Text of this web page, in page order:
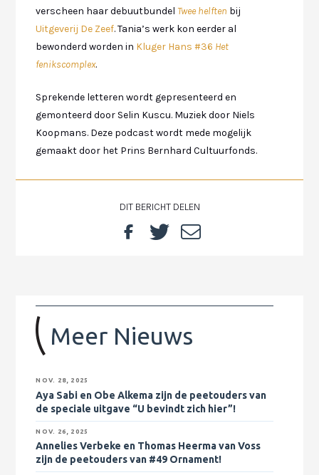
verscheen haar debuutbundelTwee helften bij
Uitgeverij De Zeef. Tania’s werk kon eerder al
bewonderd worden in Kluger Hans #36 Het
fenikscomplex.
Sprekende letteren wordt gepresenteerd en
gemonteerd door Selin Kuscu. Muziek door Niels
Koopmans. Deze podcast wordt mede mogelijk
gemaakt door het Prins Bernhard Cultuurfonds.
DIT BERICHT DELEN
Meer Nieuws
NOV. 28, 2025
Aya Sabi en Obe Alkema zijn de peetouders van
de speciale uitgave “U bevindt zich hier”!
NOV. 26, 2025
Annelies Verbeke en Thomas Heerma van Voss
zijn de peetouders van #49 Ornament!